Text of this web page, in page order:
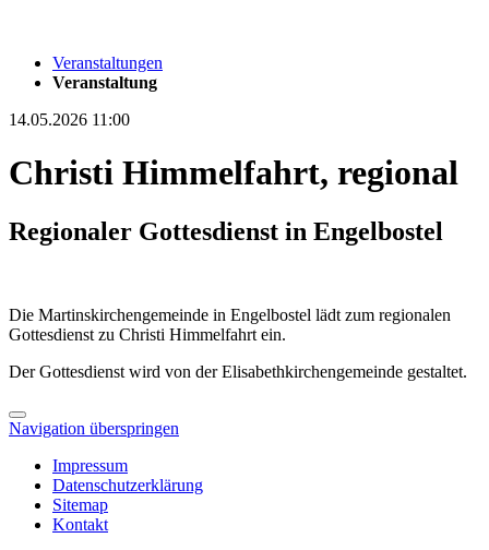
Veranstaltungen
Veranstaltung
14.05.2026 11:00
Christi Himmelfahrt, regional
Regionaler Gottesdienst in Engelbostel
Die Martinskirchengemeinde in Engelbostel lädt zum regionalen
Gottesdienst zu Christi Himmelfahrt ein.
Der Gottesdienst wird von der Elisabethkirchengemeinde gestaltet.
Navigation überspringen
Impressum
Datenschutzerklärung
Sitemap
Kontakt